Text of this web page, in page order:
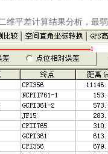
平差计算结果分析，最弱